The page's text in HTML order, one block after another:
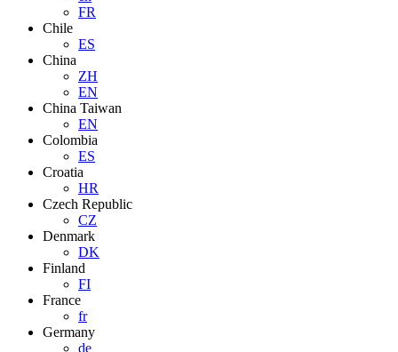
FR
Chile
ES
China
ZH
EN
China Taiwan
EN
Colombia
ES
Croatia
HR
Czech Republic
CZ
Denmark
DK
Finland
FI
France
fr
Germany
de